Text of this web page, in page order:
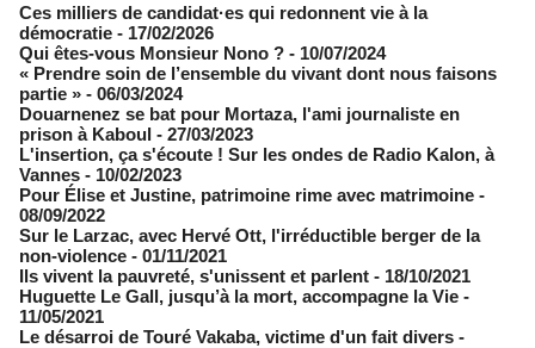
Ces milliers de candidat·es qui redonnent vie à la
démocratie - 17/02/2026
Qui êtes-vous Monsieur Nono ? - 10/07/2024
« Prendre soin de l’ensemble du vivant dont nous faisons
partie » - 06/03/2024
​Douarnenez se bat pour Mortaza, l'ami journaliste en
prison à Kaboul - 27/03/2023
L'insertion, ça s'écoute ! Sur les ondes de Radio Kalon, à
Vannes - 10/02/2023
Pour Élise et Justine, patrimoine rime avec matrimoine -
08/09/2022
Sur le Larzac, avec Hervé Ott, l'irréductible berger de la
non-violence - 01/11/2021
Ils vivent la pauvreté, s'unissent et parlent - 18/10/2021
Huguette Le Gall, jusqu’à la mort, accompagne la Vie -
11/05/2021
Le désarroi de Touré Vakaba, victime d'un fait divers -